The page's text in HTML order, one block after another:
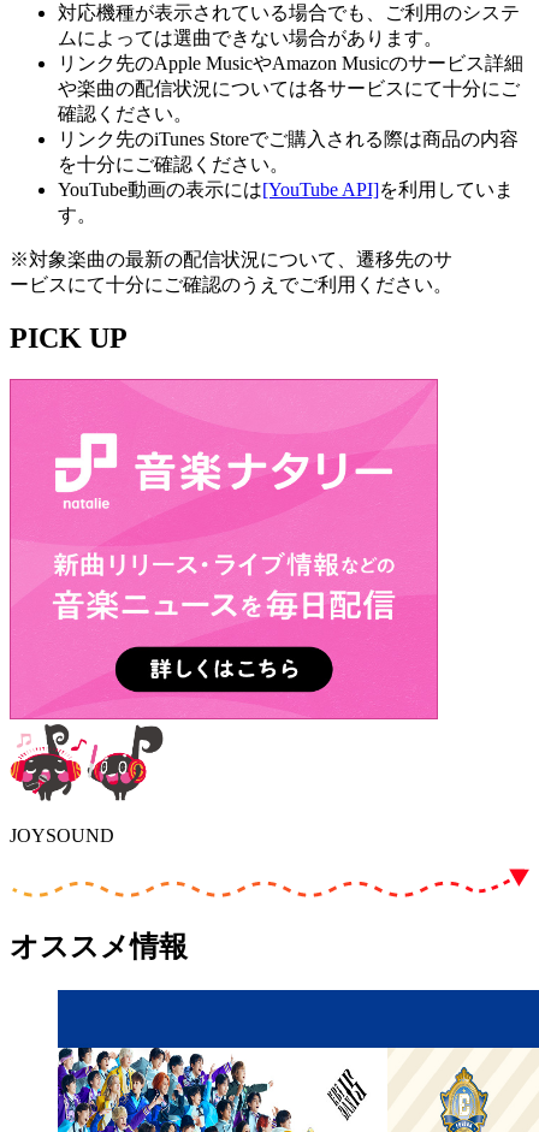
対応機種が表示されている場合でも、ご利用のシステ
ムによっては選曲できない場合があります。
リンク先のApple MusicやAmazon Musicのサービス詳細
や楽曲の配信状況については各サービスにて十分にご
確認ください。
リンク先のiTunes Storeでご購入される際は商品の内容
を十分にご確認ください。
YouTube動画の表示には[YouTube API]を利用していま
す。
※対象楽曲の最新の配信状況について、遷移先のサ
ービスにて十分にご確認のうえでご利用ください。
PICK UP
JOYSOUND
オススメ情報